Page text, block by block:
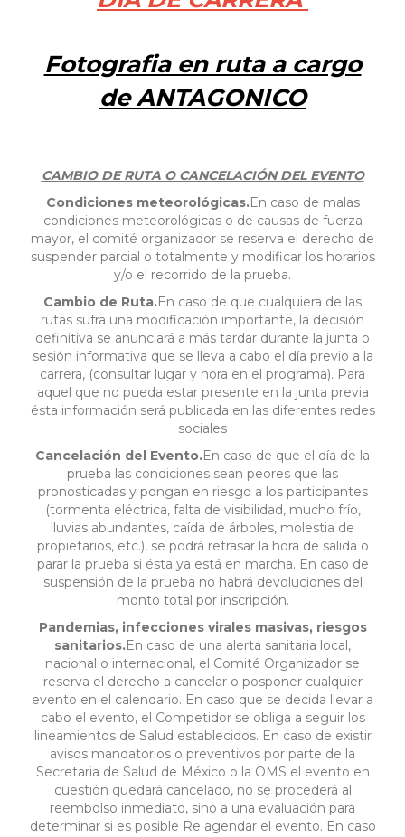
Fotografia en ruta a cargo
de ANTAGONICO
CAMBIO DE RUTA O CANCELACIÓN DEL EVENTO
Condiciones meteorológicas.En caso de malas
condiciones meteorológicas o de causas de fuerza
mayor, el comité organizador se reserva el derecho de
suspender parcial o totalmente y modificar los horarios
y/o el recorrido de la prueba.
Cambio de Ruta.En caso de que cualquiera de las
rutas sufra una modificación importante, la decisión
definitiva se anunciará a más tardar durante la junta o
sesión informativa que se lleva a cabo el día previo a la
carrera, (consultar lugar y hora en el programa). Para
aquel que no pueda estar presente en la junta previa
ésta información será publicada en las diferentes redes
sociales
Cancelación del Evento.En caso de que el día de la
prueba las condiciones sean peores que las
pronosticadas y pongan en riesgo a los participantes
(tormenta eléctrica, falta de visibilidad, mucho frío,
lluvias abundantes, caída de árboles, molestia de
propietarios, etc.), se podrá retrasar la hora de salida o
parar la prueba si ésta ya está en marcha. En caso de
suspensión de la prueba no habrá devoluciones del
monto total por inscripción.
Pandemias, infecciones virales masivas, riesgos
sanitarios.En caso de una alerta sanitaria local,
nacional o internacional, el Comité Organizador se
reserva el derecho a cancelar o posponer cualquier
evento en el calendario. En caso que se decida llevar a
cabo el evento, el Competidor se obliga a seguir los
lineamientos de Salud establecidos. En caso de existir
avisos mandatorios o preventivos por parte de la
Secretaria de Salud de México o la OMS el evento en
cuestión quedará cancelado, no se procederá al
reembolso inmediato, sino a una evaluación para
determinar si es posible Re agendar el evento. En caso